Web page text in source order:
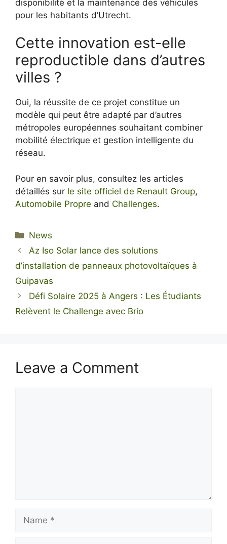
disponibilité et la maintenance des véhicules
pour les habitants d’Utrecht.
Cette innovation est-elle
reproductible dans d’autres
villes ?
Oui, la réussite de ce projet constitue un
modèle qui peut être adapté par d’autres
métropoles européennes souhaitant combiner
mobilité électrique et gestion intelligente du
réseau.
Pour en savoir plus, consultez les articles
détaillés sur le site officiel de Renault Group,
Automobile Propre and Challenges.
Categories
News
Az Iso Solar lance des solutions
d’installation de panneaux photovoltaïques à
Guipavas
Défi Solaire 2025 à Angers : Les Étudiants
Relèvent le Challenge avec Brio
Leave a Comment